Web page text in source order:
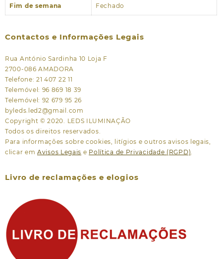
Fim de semana Fechado
Contactos e Informações Legais
Rua António Sardinha 10 Loja F
2700-086 AMADORA
Telefone: 21 407 22 11
Telemóvel: 96 869 18 39
Telemóvel: 92 679 95 26
byleds.led2@gmail.com
Copyright © 2020. LEDS ILUMINAÇÃO
Todos os direitos reservados.
Para informações sobre cookies, litígios e outros avisos legais,
clicar em Avisos Legais e Política de Privacidade (RGPD)
Livro de reclamações e elogios